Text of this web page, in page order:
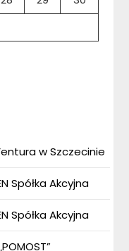
w Szczecinie
Spółka Akcyjna
Spółka Akcyjna